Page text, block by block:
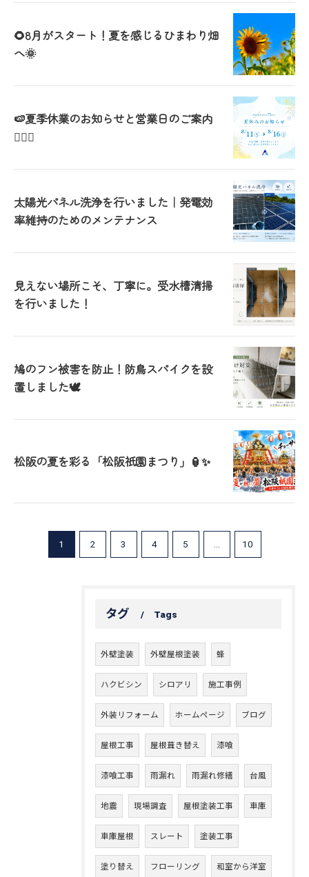
🌻8月がスタート！夏を感じるひまわり畑
へ🌞
🍉夏季休業のお知らせと営業日のご案内
🙇🏻‍♀️
太陽光パネル洗浄を行いました｜発電効
率維持のためのメンテナンス
見えない場所こそ、丁寧に。受水槽清掃
を行いました！
鳩のフン被害を防止！防鳥スパイクを設
置しました🕊️
松阪の夏を彩る「松阪祇園まつり」🏮✨
1 2 3 4 5 10
タグ Tags
外壁塗装 外壁屋根塗装 蜂
ハクビシン シロアリ 施工事例
外装リフォーム ホームページ ブログ
屋根工事 屋根葺き替え 漆喰
漆喰工事 雨漏れ 雨漏れ修繕 台風
地震 現場調査 屋根塗装工事 車庫
車庫屋根 スレート 塗装工事
塗り替え フローリング 和室から洋室